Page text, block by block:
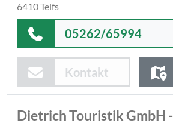
6410 Telfs
05262/65994
Kontakt
Dietrich Touristik GmbH -